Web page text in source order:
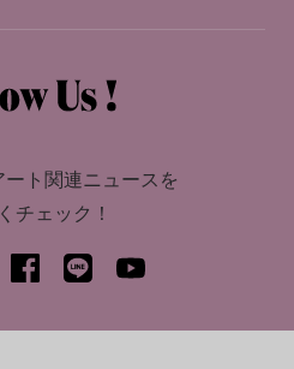
ト関連ニュースを
チェック！